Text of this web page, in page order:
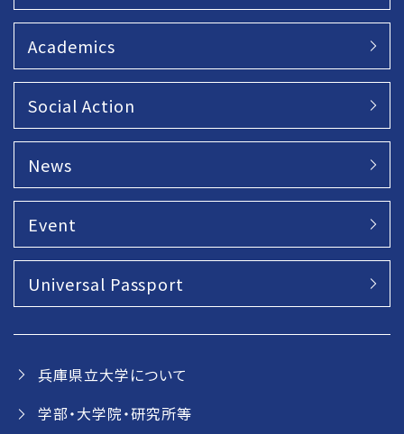
Academics
Social Action
News
Event
Universal Passport
兵庫県立大学について
学部・大学院・研究所等